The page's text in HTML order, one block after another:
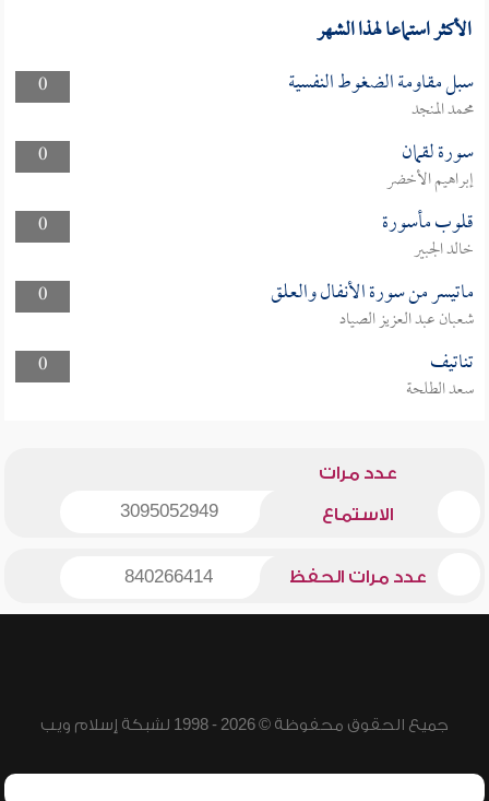
الأكثر استماعا لهذا الشهر
0 سبل مقاومة الضغوط النفسية
محمد المنجد
0
سورة لقمان
إبراهيم الأخضر
0
قلوب مأسورة
خالد الجبير
0
ماتيسر من سورة الأنفال والعلق
شعبان عبد العزيز الصياد
0
تناتيف
سعد الطلحة
عدد مرات
الاستماع 3095052949
عدد مرات الحفظ 840266414
جميع الحقوق محفوظة © 2026 - 1998 لشبكة إسلام ويب